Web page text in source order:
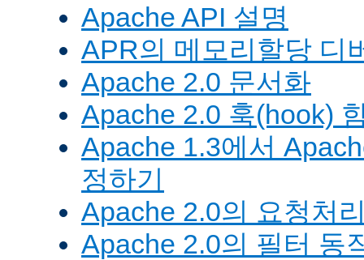
Apache API 설명
APR의 메모리할당 디
Apache 2.0 문서화
Apache 2.0 훅(hook)
Apache 1.3에서
정하기
Apache 2.0의 요청처
Apache 2.0의 필터 동